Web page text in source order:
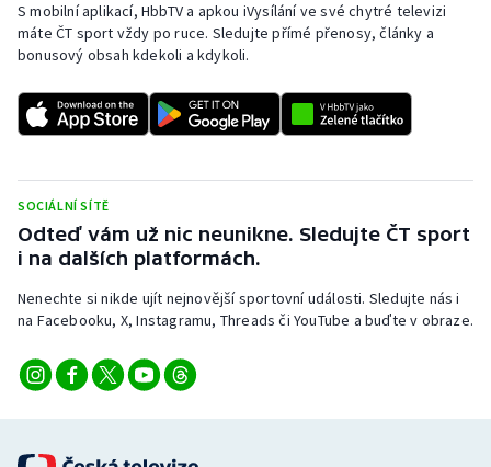
S mobilní aplikací, HbbTV a apkou iVysílání ve své chytré televizi
máte ČT sport vždy po ruce. Sledujte přímé přenosy, články a
bonusový obsah kdekoli a kdykoli.
SOCIÁLNÍ SÍTĚ
Odteď vám už nic neunikne. Sledujte ČT sport
i na dalších platformách.
Nenechte si nikde ujít nejnovější sportovní události. Sledujte nás i
na Facebooku, X, Instagramu, Threads či YouTube a buďte v obraze.